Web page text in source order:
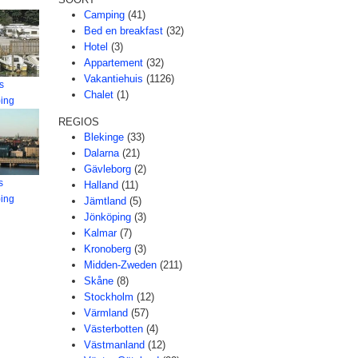
Camping (41)
Bed en breakfast (32)
Hotel (3)
Appartement (32)
Vakantiehuis (1126)
Chalet (1)
REGIOS
Blekinge (33)
Dalarna (21)
Gävleborg (2)
Halland (11)
Jämtland (5)
Jönköping (3)
Kalmar (7)
Kronoberg (3)
Midden-Zweden (211)
Skåne (8)
Stockholm (12)
Värmland (57)
Västerbotten (4)
Västmanland (12)